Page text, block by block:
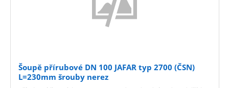
Šoupě přírubové DN 100 JAFAR typ 2700 (ČSN)
L=230mm šrouby nerez